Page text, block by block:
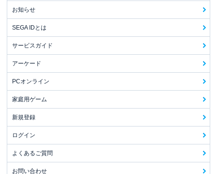
お知らせ
SEGA IDとは
サービスガイド
アーケード
PCオンライン
家庭用ゲーム
新規登録
ログイン
よくあるご質問
お問い合わせ